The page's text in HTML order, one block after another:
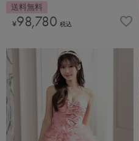
送料無料
¥98,780 税込